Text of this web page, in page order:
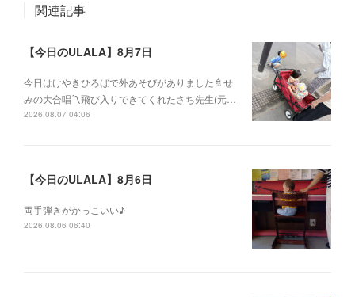
関連記事
【今日のULALA】8月7日
今日はけやきひろばで外あそびがありました🚿せ
みの大合唱〽飛び入りできてくれたさち先生(元…
2026.08.07 04:06
【今日のULALA】8月6日
両手弾きがかっこいい♪
2026.08.06 06:40